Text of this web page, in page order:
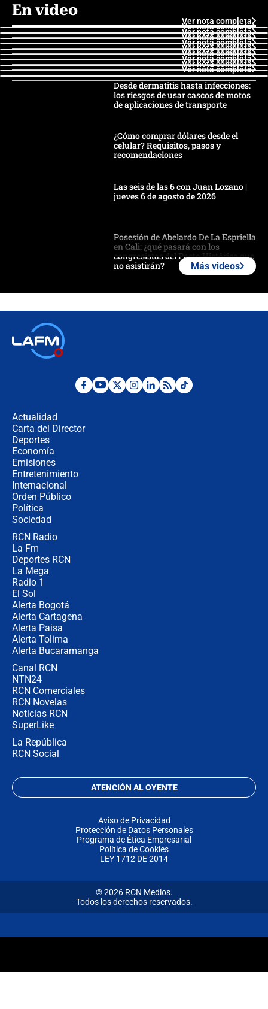
En video
Ver nota completa
Ver nota completa
Ver nota completa
Ver nota completa
Ver nota completa
Ver nota completa
Ver nota completa
Ver nota completa
Ver nota completa
Ver nota completa
Desde dermatitis hasta infecciones:
los riesgos de usar cascos de motos
de aplicaciones de transporte
¿Cómo comprar dólares desde el
celular? Requisitos, pasos y
recomendaciones
Las seis de las 6 con Juan Lozano |
jueves 6 de agosto de 2026
Posesión de Abelardo De La Espriella
en Cali: ¿qué pasará con los
congresistas del Pacto Histórico que
no asistirán?
¿Por qué De la Espriella gobernará
Más videos
Actualidad
Carta del Director
Deportes
Economía
Emisiones
Entretenimiento
Internacional
Orden Público
Política
Sociedad
RCN Radio
La Fm
Deportes RCN
La Mega
Radio 1
El Sol
Alerta Bogotá
Alerta Cartagena
Alerta Paisa
Alerta Tolima
Alerta Bucaramanga
Canal RCN
NTN24
RCN Comerciales
RCN Novelas
Noticias RCN
SuperLike
La República
RCN Social
ATENCIÓN AL OYENTE
Aviso de Privacidad
Protección de Datos Personales
Programa de Ética Empresarial
Política de Cookies
LEY 1712 DE 2014
© 2026 RCN Medios.
Todos los derechos reservados.